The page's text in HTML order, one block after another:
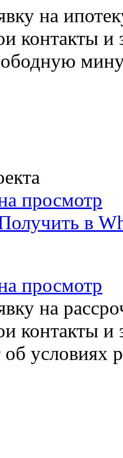
на
контакты и
просмотр
в
просмотр
на
контакты и
об условиях